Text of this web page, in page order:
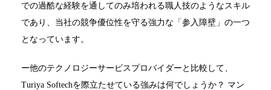
での過酷な経験を通してのみ培われる職人技のようなスキル
であり、当社の競争優位性を守る強力な「参入障壁」の一つ
となっています。
ー他のテクノロジーサービスプロバイダーと比較して、
Turiya Softechを際立たせている強みは何でしょうか？ マン